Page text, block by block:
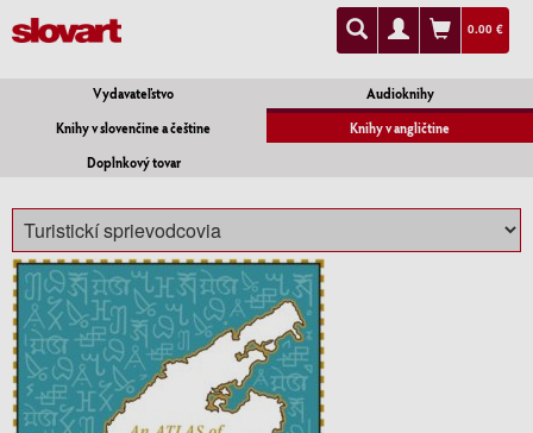
0.00 €
Vydavateľstvo
Audioknihy
Knihy v slovenčine a češtine
Knihy v angličtine
Doplnkový tovar